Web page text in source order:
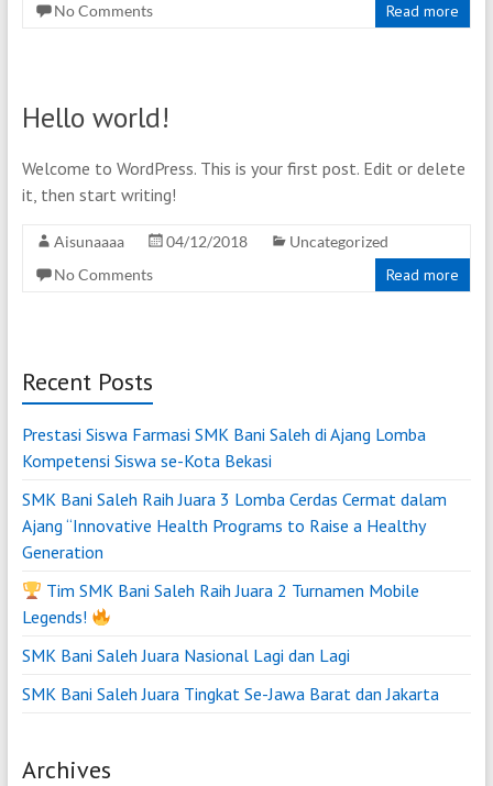
No Comments
Read more
Hello world!
Welcome to WordPress. This is your first post. Edit or delete
it, then start writing!
Aisunaaaa 04/12/2018
Uncategorized
No Comments
Read more
Recent Posts
Prestasi Siswa Farmasi SMK Bani Saleh di Ajang Lomba
Kompetensi Siswa se-Kota Bekasi
SMK Bani Saleh Raih Juara 3 Lomba Cerdas Cermat dalam
Ajang “Innovative Health Programs to Raise a Healthy
Generation
Tim SMK Bani Saleh Raih Juara 2 Turnamen Mobile
Legends!
SMK Bani Saleh Juara Nasional Lagi dan Lagi
SMK Bani Saleh Juara Tingkat Se-Jawa Barat dan Jakarta
Archives